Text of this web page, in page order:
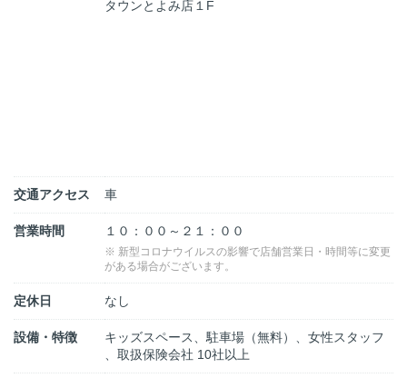
タウンとよみ店１F
交通アクセス 車
営業時間 １０：００～２１：００
※ 新型コロナウイルスの影響で店舗営業日・時間等に変更
がある場合がございます。
定休日 なし
設備・特徴
キッズスペース、駐車場（無料）、女性スタッフ
、取扱保険会社 10社以上